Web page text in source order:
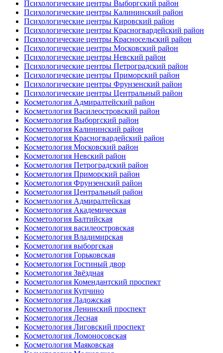
Психологические центры Выборгский район
Психологические центры Калининский район
Психологические центры Кировский район
Психологические центры Красногвардейский район
Психологические центры Красносельский район
Психологические центры Московский район
Психологические центры Невский район
Психологические центры Петроградский район
Психологические центры Приморский район
Психологические центры Фрунзенский район
Психологические центры Центральный район
Косметология Адмиралтейский район
Косметология Василеостровский район
Косметология Выборгский район
Косметология Калининский район
Косметология Красногвардейский район
Косметология Московский район
Косметология Невский район
Косметология Петроградский район
Косметология Приморский район
Косметология Фрунзенский район
Косметология Центральный район
Косметология Адмиралтейская
Косметология Академическая
Косметология Балтийская
Косметология василеостровская
Косметология Владимирская
Косметология выборгская
Косметология Горьковская
Косметология Гостиный двор
Косметология Звёздная
Косметология Комендантский проспект
Косметология Купчино
Косметология Ладожская
Косметология Ленинский проспект
Косметология Лесная
Косметология Лиговский проспект
Косметология Ломоносовская
Косметология Маяковская